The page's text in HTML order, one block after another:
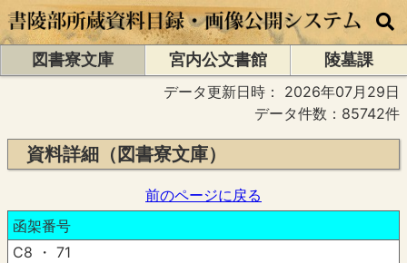
図書寮文庫 宮内公文書館
陵墓課
データ更新日時： 2026年07月29日
データ件数：85742件
資料詳細（図書寮文庫）
前のページに戻る
函架番号
C8 ・ 71